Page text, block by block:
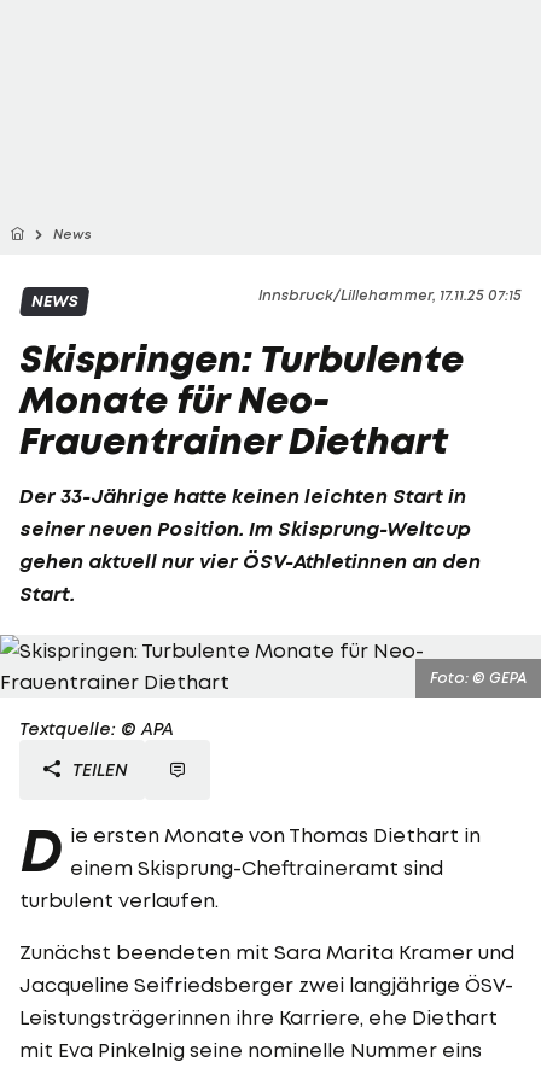
News
Innsbruck/Lillehammer, 17.11.25 07:15
NEWS
Skispringen: Turbulente
Monate für Neo-
Frauentrainer Diethart
Der 33-Jährige hatte keinen leichten Start in
seiner neuen Position. Im Skisprung-Weltcup
gehen aktuell nur vier ÖSV-Athletinnen an den
Start.
Foto: © GEPA
Textquelle: © APA
TEILEN
D ie ersten Monate von Thomas Diethart in
einem Skisprung-Cheftraineramt sind
turbulent verlaufen.
Zunächst beendeten mit Sara Marita Kramer und
Jacqueline Seifriedsberger zwei langjährige ÖSV-
Leistungsträgerinnen ihre Karriere, ehe Diethart
mit Eva Pinkelnig seine nominelle Nummer eins